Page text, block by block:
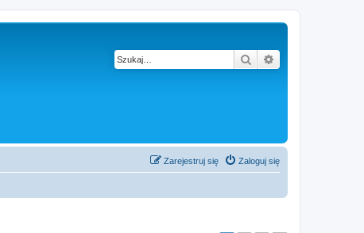
Szukaj
Zaloguj się
Zarejestruj się